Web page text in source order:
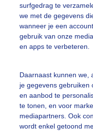
surfgedrag te
we met de gegevens
wanneer je een
gebruik van onze
en apps te verbeteren.
Daarnaast kunnen we,
je gegevens gebruiken
en aanbod te
te tonen, en voor
mediapartners. Ook
wordt enkel getoond
en een drup regen
Joyce Derksen Gemaakt:
Regen
slideshow